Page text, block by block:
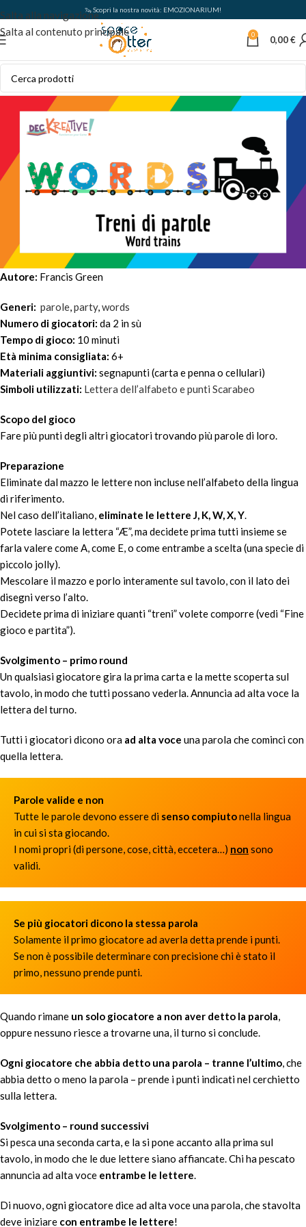
Salta alla navigazione
Salta al contenuto principale
🦦 Scopri la nostra novità: EMOZIONARIUM!
0 0,00€
Autore: Francis Green
Generi: parole,party,words
Numero di giocatori: da 2 in sù
Tempo di gioco: 10 minuti
Età minima consigliata: 6+
Materiali aggiuntivi: segnapunti (carta e penna o cellulari)
Simboli utilizzati: Lettera dell’alfabeto e punti Scarabeo
Scopo del gioco
Fare più punti degli altri giocatori trovando più parole di loro.
Preparazione
Eliminate dal mazzo le lettere non incluse nell’alfabeto della lingua
di riferimento.
Nel caso dell’italiano, eliminate le lettere J, K, W, X, Y.
Potete lasciare la lettera “Æ”, ma decidete prima tutti insieme se
farla valere come A, come E, o come entrambe a scelta (una specie di
piccolo jolly).
Mescolare il mazzo e porlo interamente sul tavolo, con il lato dei
disegni verso l’alto.
Decidete prima di iniziare quanti “treni” volete comporre (vedi “Fine
gioco e partita”).
Svolgimento – primo round
Un qualsiasi giocatore gira la prima carta e la mette scoperta sul
tavolo, in modo che tutti possano vederla. Annuncia ad alta voce la
lettera del turno.
Tutti i giocatori dicono ora ad alta voce una parola che cominci con
quella lettera.
Parole valide e non
Tutte le parole devono essere di senso compiutonella lingua
in cui si sta giocando.
I nomi propri (di persone, cose, città, eccetera…) non sono
validi.
Se più giocatori dicono la stessa parola
Solamente il primo giocatore ad averla detta prende i punti.
Se non è possibile determinare con precisione chi è stato il
primo, nessuno prende punti.
Quando rimane un solo giocatore a non aver detto la parola,
oppure nessuno riesce a trovarne una, il turno si conclude.
Ogni giocatore che abbia detto una parola – tranne l’ultimo, che
abbia detto o meno la parola – prende i punti indicati nel cerchietto
sulla lettera.
Svolgimento – round successivi
Si pesca una seconda carta, e la si pone accanto alla prima sul
tavolo, in modo che le due lettere siano affiancate. Chi ha pescato
annuncia ad alta voce entrambe le lettere.
Di nuovo, ogni giocatore dice ad alta voce una parola, che stavolta
deve iniziare con entrambe le lettere!